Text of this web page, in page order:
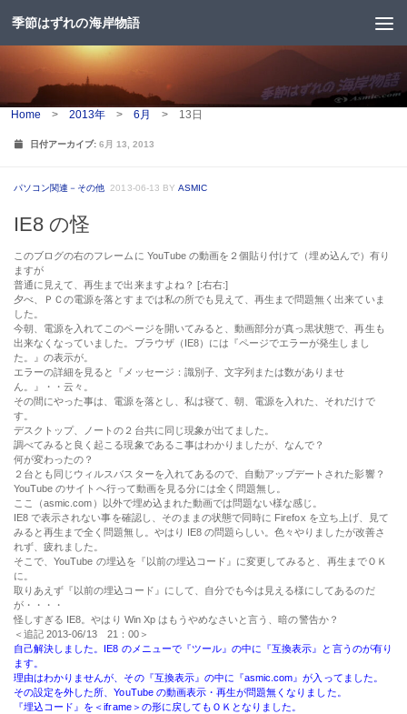
コンテンツへスキップ
季節はずれの海岸物語
Home > 2013年 > 6月 > 13日
日付アーカイブ:6月 13, 2013
パソコン関連－その他 2013-06-13 BY ASMIC
IE8 の怪
このブログの右のフレームに YouTube の動画を２個貼り付けて（埋め込んで）有り
ますが
普通に見えて、再生まで出来ますよね？ [:右右:]
夕べ、ＰＣの電源を落とすまでは私の所でも見えて、再生まで問題無く出来ていま
した。
今朝、電源を入れてこのページを開いてみると、動画部分が真っ黒状態で、再生も
出来なくなっていました。ブラウザ（IE8）には『ページでエラーが発生しまし
た。』の表示が。
エラーの詳細を見ると『メッセージ：識別子、文字列または数がありませ
ん。』・・云々。
その間にやった事は、電源を落とし、私は寝て、朝、電源を入れた、それだけで
す。
デスクトップ、ノートの２台共に同じ現象が出てました。
調べてみると良く起こる現象であるこ事はわかりましたが、なんで？
何が変わったの？
２台とも同じウィルスバスターを入れてあるので、自動アップデートされた影響？
YouTube のサイトへ行って動画を見る分には全く問題無し。
ここ（asmic.com）以外で埋め込まれた動画では問題ない様な感じ。
IE8 で表示されない事を確認し、そのままの状態で同時に Firefox を立ち上げ、見て
みると再生まで全く問題無し。やはり IE8 の問題らしい。色々やりましたが改善さ
れず、疲れました。
そこで、YouTube の埋込を『以前の埋込コード』に変更してみると、再生までＯＫ
に。
取りあえず『以前の埋込コード』にして、自分でも今は見える様にしてあるのだ
が・・・・
怪しすぎる IE8。やはり Win Xp はもうやめなさいと言う、暗の警告か？
＜追記 2013-06/13 21：00＞
自己解決しました。IE8 のメニューで『ツール 』の中に『互換表示 』と言うのが有り
ます。
理由はわかりませんが、その『互換表示』の中に『asmic.com 』が入ってました。
その設定を外した所、YouTube の動画表示・再生が問題無くなりました。
『埋込コード』を＜iframe＞の形に戻してもＯＫとなりました。